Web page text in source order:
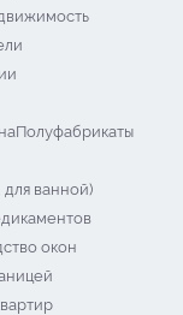
Полуфабрикаты
ванной)
окон